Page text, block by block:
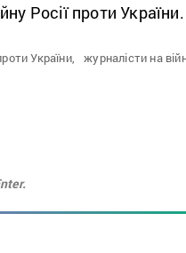
Росії проти
України,
журналісти на